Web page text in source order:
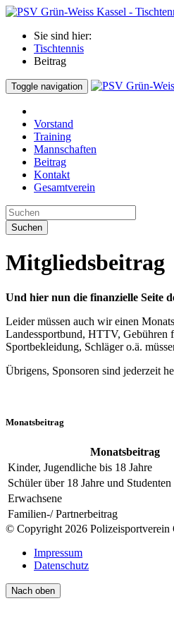
Sie sind hier:
Tischtennis
Beitrag
Toggle navigation
Vorstand
Training
Mannschaften
Beitrag
Kontakt
Gesamtverein
Suchen
Mitgliedsbeitrag
Und hier nun die finanzielle Seite
Leider müssen auch wir einen
Landessportbund, HTTV, Gebühren
Sportbekleidung, Schläger o.ä.
Übrigens, Sponsoren sind jederzeit
Monatsbeitrag
Monatsbeitrag
Kinder, Jugendliche bis 18 Jahre
Schüler über 18 Jahre und
Erwachsene
Familien-/ Partnerbeitrag
© Copyright 2026 Polizeisportverein
Impressum
Datenschutz
Nach oben